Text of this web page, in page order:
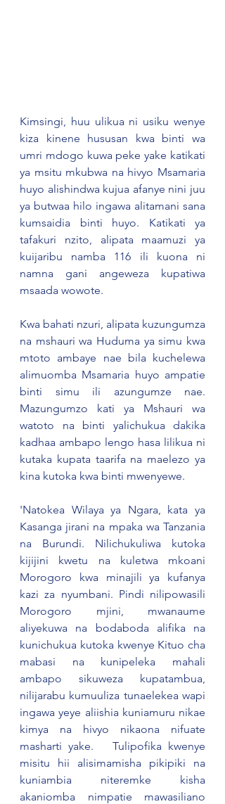
Kimsingi, huu ulikua ni usiku wenye
kiza kinene hususan kwa binti wa
umri mdogo kuwa peke yake katikati
ya msitu mkubwa na hivyo Msamaria
huyo alishindwa kujua afanye nini juu
ya butwaa hilo ingawa alitamani sana
kumsaidia binti huyo. Katikati ya
tafakuri nzito, alipata maamuzi ya
kuijaribu namba 116 ili kuona ni
namna gani angeweza kupatiwa
msaada wowote.
Kwa bahati nzuri, alipata kuzungumza
na mshauri wa Huduma ya simu kwa
mtoto ambaye nae bila kuchelewa
alimuomba Msamaria huyo ampatie
binti simu ili azungumze nae.
Mazungumzo kati ya Mshauri wa
watoto na binti yalichukua dakika
kadhaa ambapo lengo hasa lilikua ni
kutaka kupata taarifa na maelezo ya
kina kutoka kwa binti mwenyewe.
'Natokea Wilaya ya Ngara, kata ya
Kasanga jirani na mpaka wa Tanzania
na Burundi. Nilichukuliwa kutoka
kijijini kwetu na kuletwa mkoani
Morogoro kwa minajili ya kufanya
kazi za nyumbani. Pindi nilipowasili
Morogoro mjini, mwanaume
aliyekuwa na bodaboda alifika na
kunichukua kutoka kwenye Kituo cha
mabasi na kunipeleka mahali
ambapo sikuweza kupatambua,
nilijarabu kumuuliza tunaelekea wapi
ingawa yeye aliishia kuniamuru nikae
kimya na hivyo nikaona nifuate
masharti yake.   Tulipofika kwenye
misitu hii alisimamisha pikipiki na
kuniambia niteremke kisha
akaniomba nimpatie mawasiliano